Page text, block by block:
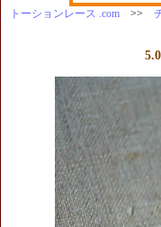
トーションレース .com>>